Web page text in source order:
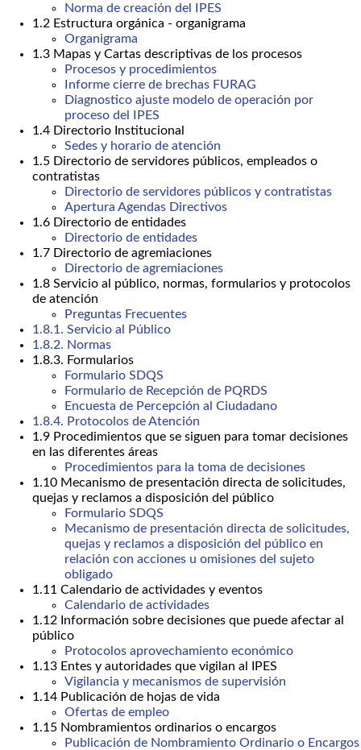
Norma de creación del IPES
1.2 Estructura orgánica - organigrama
Organigrama
1.3 Mapas y Cartas descriptivas de los procesos
Procesos y procedimientos
Informe cierre de brechas FURAG
Diagnostico ajuste modelo de operación por
proceso del IPES
1.4 Directorio Institucional
Sedes y horario de atención
1.5 Directorio de servidores públicos, empleados o
contratistas
Directorio de servidores públicos y contratistas
Apertura Agendas Directivos
1.6 Directorio de entidades
Directorio de entidades
1.7 Directorio de agremiaciones
Directorio de agremiaciones
1.8 Servicio al público, normas, formularios y protocolos
de atención
Preguntas Frecuentes
1.8.1. Servicio al Público
1.8.2. Normas
1.8.3. Formularios
Formulario SDQS
Formulario de Recepción de PQRDS
Encuesta de Percepción al Ciudadano
1.8.4. Protocolos de Atención
1.9 Procedimientos que se siguen para tomar decisiones
en las diferentes áreas
Procedimientos para la toma de decisiones
1.10 Mecanismo de presentación directa de solicitudes,
quejas y reclamos a disposición del público
Formulario SDQS
Mecanismo de presentación directa de solicitudes,
quejas y reclamos a disposición del público en
relación con acciones u omisiones del sujeto
obligado
1.11 Calendario de actividades y eventos
Calendario de actividades
1.12 Información sobre decisiones que puede afectar al
público
Protocolos aprovechamiento económico
1.13 Entes y autoridades que vigilan al IPES
Vigilancia y mecanismos de supervisión
1.14 Publicación de hojas de vida
Ofertas de empleo
1.15 Nombramientos ordinarios o encargos
Publicación de Nombramiento Ordinario o Encargos